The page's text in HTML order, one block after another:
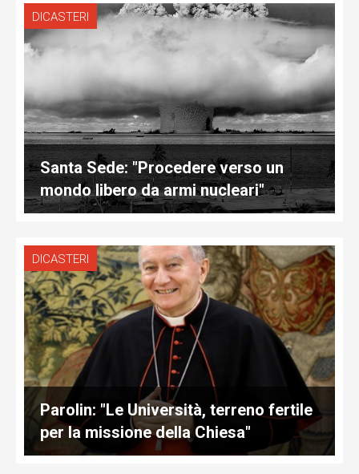
DICASTERI
Santa Sede: "Procedere verso un
mondo libero da armi nucleari"
DICASTERI
Parolin: "Le Università, terreno fertile
per la missione della Chiesa"